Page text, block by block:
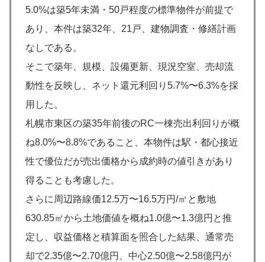
5.0%は築5年未満・50戸程度の標準物件が前提で
あり、本件は築32年、21戸、建物調査・修繕計画
なしである。
そこで築年、規模、設備更新、現況空室、売却流
動性を反映し、ネット還元利回り5.7%〜6.3%を採
用した。
札幌市東区の築35年前後のRC一棟売出利回りが概
ね8.0%〜8.8%であること、本物件は駅・都心接近
性で優位だが売出価格から成約時の値引きがあり
得ることも考慮した。
さらに周辺路線価12.5万〜16.5万円/㎡と敷地
630.85㎡から土地価値を概ね1.0億〜1.3億円と推
定し、収益価格と積算面を照合した結果、通常売
却で2.35億〜2.70億円、中心2.50億〜2.58億円が